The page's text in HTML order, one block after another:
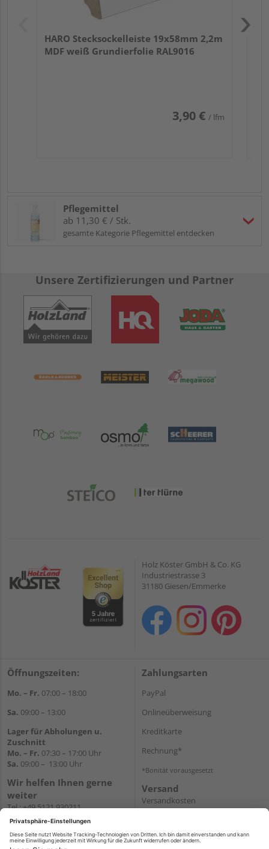
HARO Stecksockelleiste 19x58mm 2,2m
MDF weiß Grundierfolie RAL9016
3,90 € / lfm
Pflegemittel
ab 11,30 € / Stk.
gesamte Kategorie Pflegemittel entdecken
Unsere Zertifizierungen und Partner
Holz Köster GmbH & Co. KG
Industriestrasse 3
31180 Giesen/Emmerke
Öffnungszeiten:
Mo. – Fr. 07:00 – 18:00
Sa. 09:00 – 13:00
Lager für Abholungen u.
Zuschnitt
Mo. – Fr. 07:30 – 17:00 Uhr
Sa. 09:00 – 13:00 Uhr
Wir helfen Ihnen gerne
weiter
Tel.:+49 5121 930211
E-Mail:holzlandshop@holzland-
Newsletter
Zahlungsarten
PayPal
Onlineüberweisung
Kreditkarte
Rechnung*
*Bonität vorausgesetzt
Versand
Versandkosten